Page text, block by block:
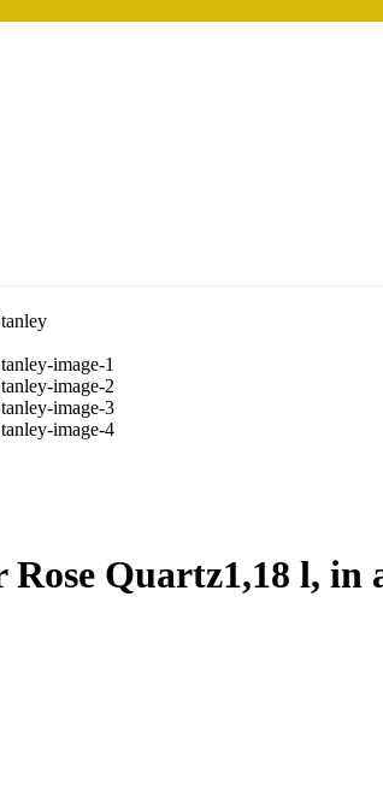
Rose Quartz1,18 l, in